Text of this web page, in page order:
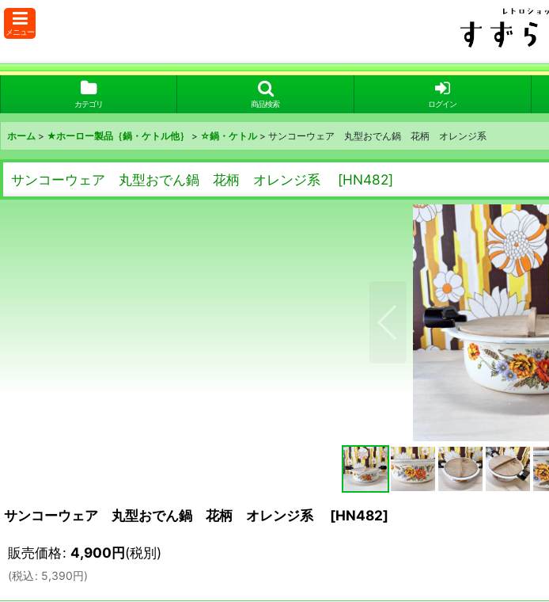
メニュー
カテゴリ 商品検索 ログイン
ホーム > ★ホーロー製品｛鍋・ケトル他｝ > ☆鍋・ケトル > サンコーウェア 丸型おでん鍋 花柄 オレンジ系
サンコーウェア 丸型おでん鍋 花柄 オレンジ系 [HN482]
サンコーウェア 丸型おでん鍋 花柄 オレンジ系 [HN482]
販売価格: 4,900円(税別)
(税込: 5,390円)